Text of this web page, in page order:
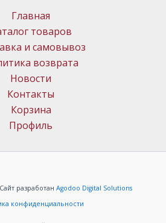
Главная
товаров
и самовывоз
возврата
Новости
Контакты
Корзина
Профиль
разработан Agodoo Digital Solutions
конфиденциальности